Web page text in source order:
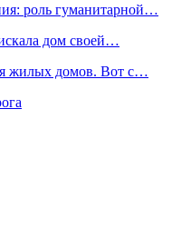
роль гуманитарной…
дом своей…
жилых домов. Вот с…